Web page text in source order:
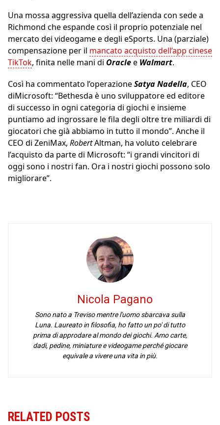
Una mossa aggressiva quella dell’azienda con sede a
Richmond che espande così il proprio potenziale nel
mercato dei videogame e degli eSports. Una (parziale)
compensazione per il mancato acquisto dell’app cinese
TikTok, finita nelle mani di Oraclee Walmart.
Così ha commentato l’operazioneSatya Nadella, CEO
diMicrosoft: “Bethesda è uno sviluppatore ed editore
di successo in ogni categoria di giochi e insieme
puntiamo ad ingrossare le fila degli oltre tre miliardi di
giocatori che già abbiamo in tutto il mondo”. Anche il
CEO di ZeniMax, RobertAltman, ha voluto celebrare
l’acquisto da parte di Microsoft: “i grandi vincitori di
oggi sono i nostri fan. Ora i nostri giochi possono solo
migliorare”.
Nicola Pagano
Sono nato a Treviso mentre l'uomo sbarcava sulla
Luna. Laureato in filosofia, ho fatto un po' di tutto
prima di approdare al mondo dei giochi. Amo carte,
dadi, pedine, miniature e videogame perché giocare
equivale a vivere una vita in più.
RELATED POSTS